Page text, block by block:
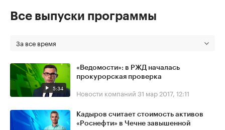
Все выпуски программы
За все время
5:34
«Ведомости»: в РЖД началась
прокурорская проверка
Новости компаний 31 мар 2017, 12:11
Кадыров считает стоимость активов
«Роснефти» в Чечне завышенной